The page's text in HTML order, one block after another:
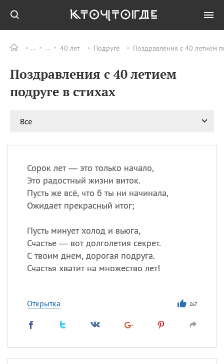
40 лет Подруге Поздравления с 40 летием
Поздравления с 40 летием
подруге в стихах
Все
Сорок лет — это только начало,
Это радостный жизни виток.
Пусть же всё, что б ты ни начинала,
Ожидает прекрасный итог;
Пусть минует холод и вьюга,
Счастье — вот долголетия секрет.
С твоим днем, дорогая подруга.
Счастья хватит на множество лет!
Открытка 267
ПРАЗДНИКИ Все
09.08
День памяти жертв
атомной
день
рисового пудинга
09.08 День Дымняшки
(Smokey Bear Day)
Сегодня празднуют именины
Сергей , Теодор,